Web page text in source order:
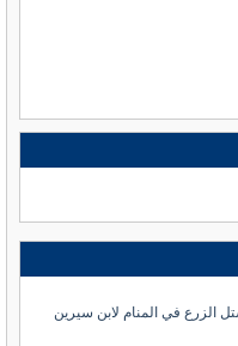
الزرع في المنام لابن سيرين